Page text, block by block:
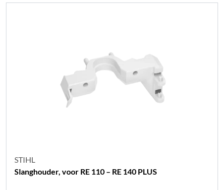
STIHL
Slanghouder, voor RE 110 – RE 140 PLUS